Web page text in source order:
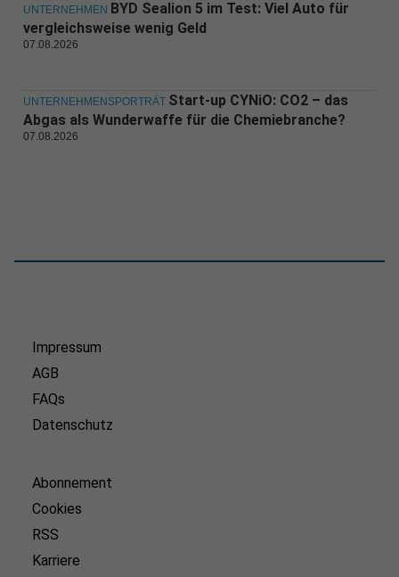
UNTERNEHMEN BYD Sealion 5 im Test: Viel Auto für
vergleichsweise wenig Geld
07.08.2026
UNTERNEHMENSPORTRÄT Start-up CYNiO: CO2 – das
Abgas als Wunderwaffe für die Chemiebranche?
07.08.2026
Impressum
AGB
FAQs
Datenschutz
Abonnement
Cookies
RSS
Karriere